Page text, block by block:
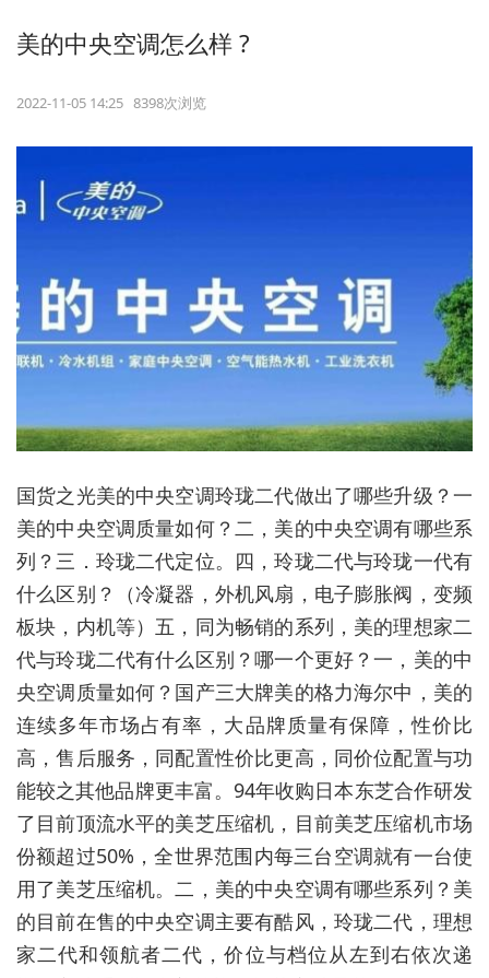
美的中央空调怎么样 ?
2022-11-05 14:25 8398次浏览
国货之光美的中央空调玲珑二代做出了哪些升级？一
美的中央空调质量如何？二，美的中央空调有哪些系
列？三．玲珑二代定位。四，玲珑二代与玲珑一代有
什么区别？（冷凝器，外机风扇，电子膨胀阀，变频
板块，内机等）五，同为畅销的系列，美的理想家二
代与玲珑二代有什么区别？哪一个更好？一，美的中
央空调质量如何？国产三大牌美的格力海尔中，美的
连续多年市场占有率，大品牌质量有保障，性价比
高，售后服务，同配置性价比更高，同价位配置与功
能较之其他品牌更丰富。94年收购日本东芝合作研发
了目前顶流水平的美芝压缩机，目前美芝压缩机市场
份额超过50%，全世界范围内每三台空调就有一台使
用了美芝压缩机。二，美的中央空调有哪些系列？美
的目前在售的中央空调主要有酷风，玲珑二代，理想
家二代和领航者二代，价位与档位从左到右依次递